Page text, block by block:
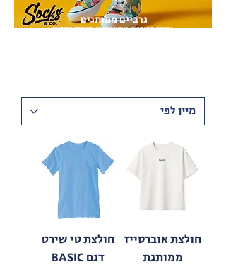
גרביים ממותגים
גרביים ממותגים בעיצוב אישי באיכות פרימיום
חולצת אוברסייז
ממותגת
חולצת טי שירט
דגם BASIC